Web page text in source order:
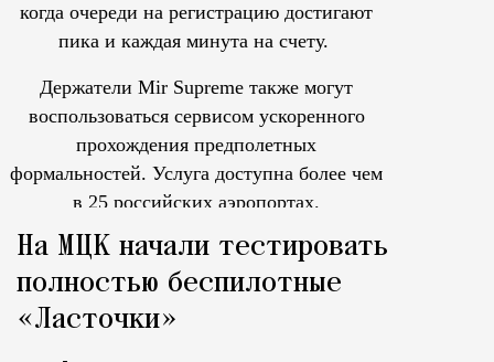
когда очереди на регистрацию достигают
пика и каждая минута на счету.
Держатели Mir Supreme также могут
воспользоваться сервисом ускоренного
прохождения предполетных
формальностей. Услуга доступна более чем
в 25 российских аэропортах.
На МЦК начали тестировать
полностью беспилотные
«Ласточки»